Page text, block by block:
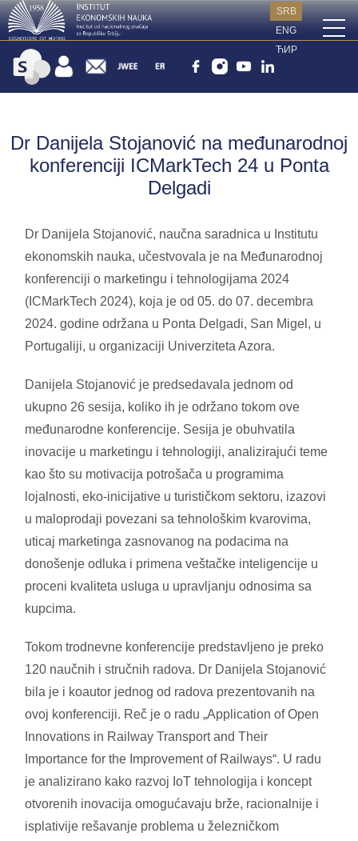
SRB
ENG
ЋИР
Dr Danijela Stojanović na međunarodnoj
konferenciji ICMarkTech 24 u Ponta
Delgadi
Dr Danijela Stojanović, naučna saradnica u Institutu
ekonomskih nauka, učestvovala je na Međunarodnoj
konferenciji o marketingu i tehnologijama 2024
(ICMarkTech 2024), koja je od 05. do 07. decembra
2024. godine održana u Ponta Delgadi, San Migel, u
Portugaliji, u organizaciji Univerziteta Azora.
Danijela Stojanović je predsedavala jednom od
ukupno 26 sesija, koliko ih je održano tokom ove
međunarodne konferencije. Sesija je obuhvatila
inovacije u marketingu i tehnologiji, analizirajući teme
kao što su motivacija potrošača u programima
lojalnosti, eko-inicijative u turističkom sektoru, izazovi
u maloprodaji povezani sa tehnološkim kvarovima,
uticaj marketinga zasnovanog na podacima na
donošenje odluka i primena veštačke inteligencije u
proceni kvaliteta usluga u upravljanju odnosima sa
kupcima.
Tokom trodnevne konferencije predstavljeno je preko
120 naučnih i stručnih radova. Dr Danijela Stojanović
bila je i koautor jednog od radova prezentovanih na
ovoj konferenciji. Reč je o radu „Application of Open
Innovations in Railway Transport and Their
Importance for the Improvement of Railways“. U radu
je analizirano kako razvoj IoT tehnologija i koncept
otvorenih inovacija omogućavaju brže, racionalnije i
isplativije rešavanje problema u železničkom